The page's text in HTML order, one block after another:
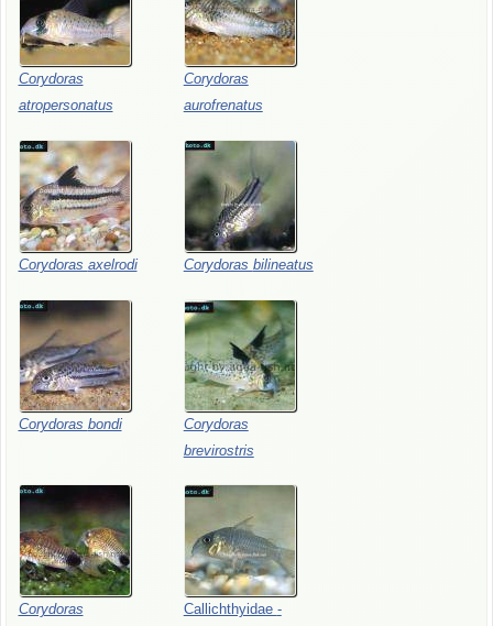
Corydoras
atropersonatus
Corydoras
aurofrenatus
Corydoras axelrodi Corydoras bilineatus
Corydoras bondi
Corydoras
brevirostris
Corydoras
Callichthyidae -